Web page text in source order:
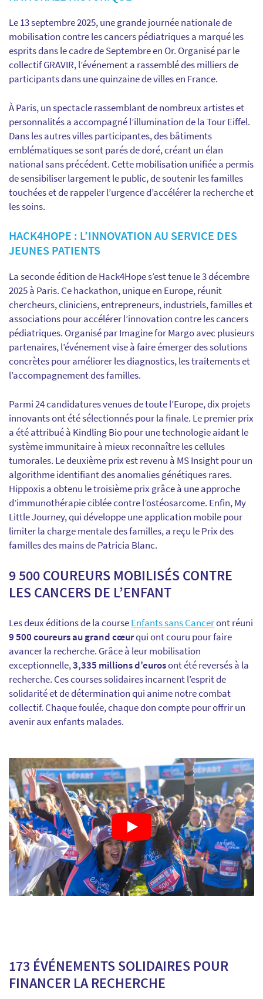
Le 13 septembre 2025, une grande journée nationale de
mobilisation contre les cancers pédiatriques a marqué les
esprits dans le cadre de Septembre en Or. Organisé par le
collectif GRAVIR, l’événement a rassemblé des milliers de
participants dans une quinzaine de villes en France.
À Paris, un spectacle rassemblant de nombreux artistes et
personnalités a accompagné l’illumination de la Tour Eiffel.
Dans les autres villes participantes, des bâtiments
emblématiques se sont parés de doré, créant un élan
national sans précédent. Cette mobilisation unifiée a permis
de sensibiliser largement le public, de soutenir les familles
touchées et de rappeler l’urgence d’accélérer la recherche et
les soins.
HACK4HOPE : L’INNOVATION AU SERVICE DES
JEUNES PATIENTS
La seconde édition de Hack4Hope s’est tenue le 3 décembre
2025 à Paris. Ce hackathon, unique en Europe, réunit
chercheurs, cliniciens, entrepreneurs, industriels, familles et
associations pour accélérer l’innovation contre les cancers
pédiatriques. Organisé par Imagine for Margo avec plusieurs
partenaires, l’événement vise à faire émerger des solutions
concrètes pour améliorer les diagnostics, les traitements et
l’accompagnement des familles.
Parmi 24 candidatures venues de toute l’Europe, dix projets
innovants ont été sélectionnés pour la finale. Le premier prix
a été attribué à Kindling Bio pour une technologie aidant le
système immunitaire à mieux reconnaître les cellules
tumorales. Le deuxième prix est revenu à MS Insight pour un
algorithme identifiant des anomalies génétiques rares.
Hippoxis a obtenu le troisième prix grâce à une approche
d’immunothérapie ciblée contre l’ostéosarcome. Enfin, My
Little Journey, qui développe une application mobile pour
limiter la charge mentale des familles, a reçu le Prix des
familles des mains de Patricia Blanc.
9 500 COUREURS MOBILISÉS CONTRE
LES CANCERS DE L’ENFANT
Les deux éditions de la courseEnfants sans Canceront réuni
9 500 coureurs au grand cœurqui ont couru pour faire
avancer la recherche. Grâce à leur mobilisation
exceptionnelle,3,335 millions d’eurosont été reversés à la
recherche. Ces courses solidaires incarnent l’esprit de
solidarité et de détermination qui anime notre combat
collectif. Chaque foulée, chaque don compte pour offrir un
avenir aux enfants malades.
173 ÉVÉNEMENTS SOLIDAIRES POUR
FINANCER LA RECHERCHE